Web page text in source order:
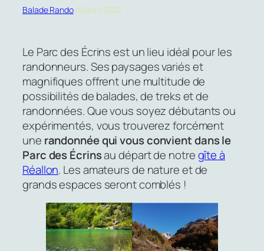
Balade Rando|10 avril 2022
Le Parc des Écrins est un lieu idéal pour les
randonneurs. Ses paysages variés et
magnifiques offrent une multitude de
possibilités de balades, de treks et de
randonnées. Que vous soyez débutants ou
expérimentés, vous trouverez forcément
une randonnée qui vous convient dans le
Parc des Écrinsau départ de notregîte à
Réallon. Les amateurs de nature et de
grands espaces seront comblés !